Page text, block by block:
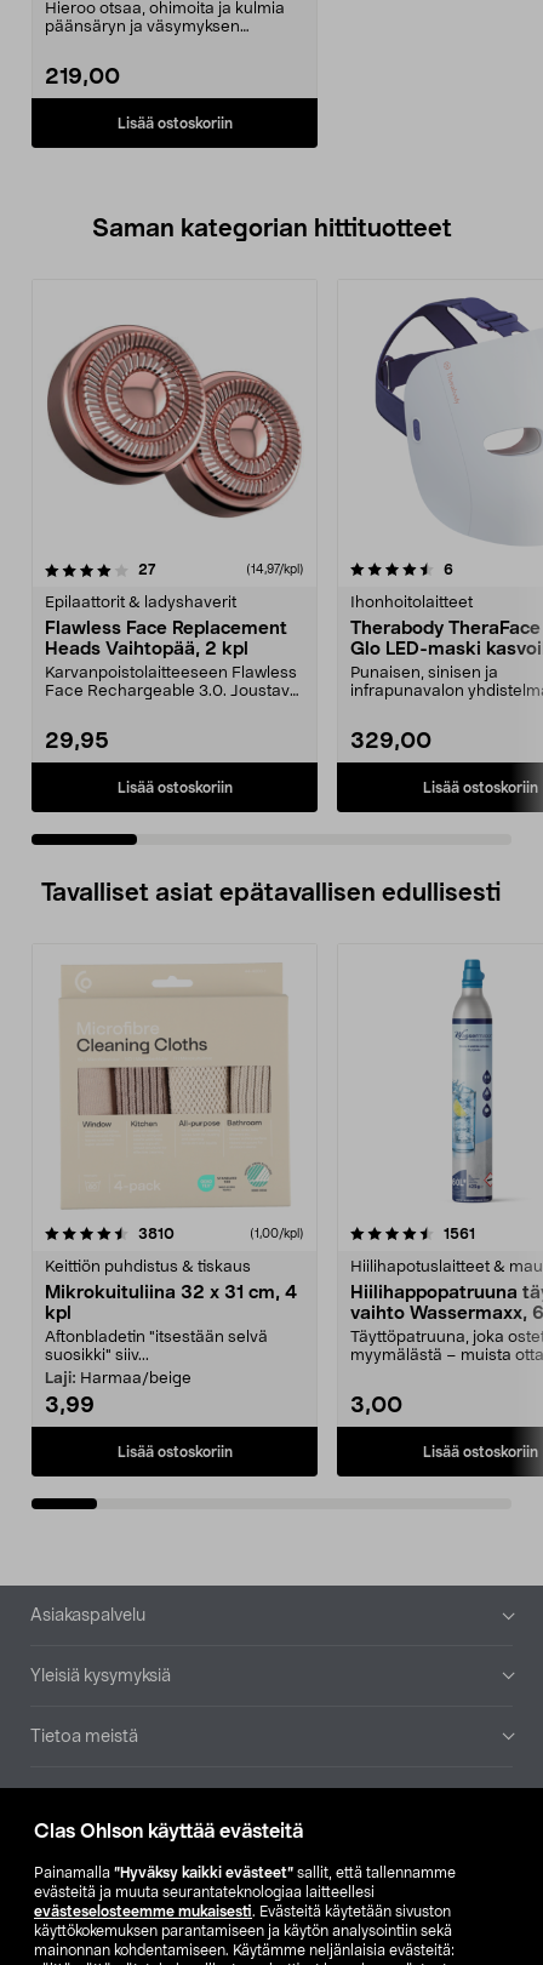
Clas Ohlson käyttää evästeitä
Painamalla ”Hyväksy kaikki evästeet” sallit, että tallennamme
evästeitä ja muuta seurantateknologiaa laitteellesi
evästeselosteemme mukaisesti. Evästeitä käytetään sivuston
käyttökokemuksen parantamiseen ja käytön analysointiin sekä
mainonnan kohdentamiseen. Käytämme neljänlaisia evästeitä:
Hieroo otsaa, ohimoita ja kulmia
päänsäryn ja väsymyksen
219,00
Lisää ostoskoriin
Saman kategorian hittituotteet
27arvostelut (14,97/kpl)
Epilaattorit & ladyshaverit
Flawless Face Replacement
Heads Vaihtopää, 2 kpl
Karvanpoistolaitteeseen Flawless
Face Rechargeable 3.0. Joustava
29,95
Lisää ostoskoriin
4.5 viidestä
6arvostelut
Ihonhoitolaitteet
Therabody
Glo LED-maski
Punaisen, sinisen ja
infrapunavalon
329,00
Lisää ostoskoriin
4.5 viidestä
Tavalliset asiat epätavallisen edullisesti
3810arvostelut (1,00/kpl)
Keittiön puhdistus & tiskaus
Mikrokuituliina 32 x 31 cm, 4
kpl
Aftonbladetin "itsestään selvä
suosikki" siiv...
Laji: Harmaa/beige
3,99
Lisää ostoskoriin
4.5viidestä
1561
Hiilihapotuslaitteet &
Hiilihappopatruuna
vaihto Wassermaxx,
Täyttöpatruuna, joka
myymälästä – muista
3,00
Lisää ostoskoriin
4.5viidestä
Alatunniste
Asiakaspalvelu
Yleisiä kysymyksiä
Tietoa meistä
Etsi myymälä